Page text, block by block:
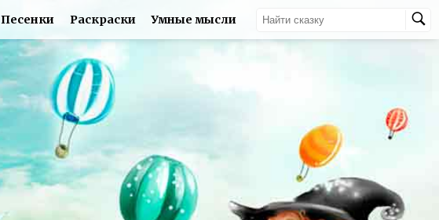
Песенки Раскраски Умные мысли